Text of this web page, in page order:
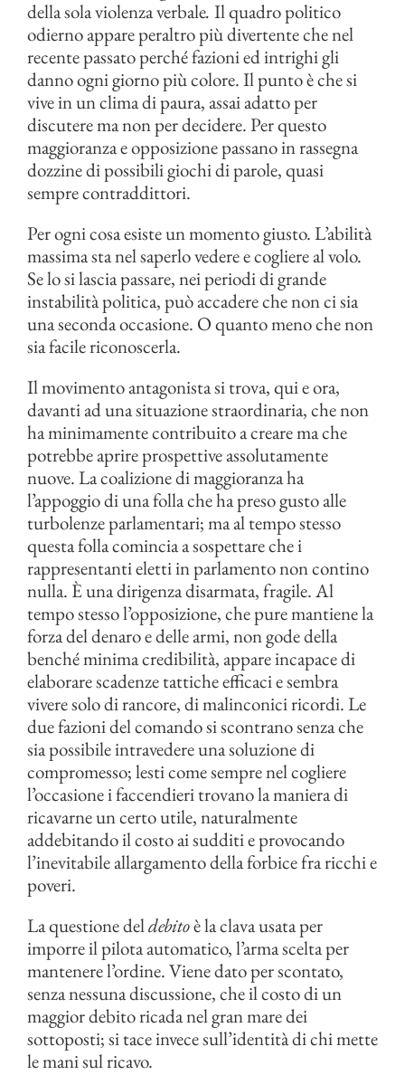
della sola violenza verbale. Il quadro politico
odierno appare peraltro più divertente che nel
recente passato perché fazioni ed intrighi gli
danno ogni giorno più colore. Il punto è che si
vive in un clima di paura, assai adatto per
discutere ma non per decidere. Per questo
maggioranza e opposizione passano in rassegna
dozzine di possibili giochi di parole, quasi
sempre contraddittori.
Per ogni cosa esiste un momento giusto. L’abilità
massima sta nel saperlo vedere e cogliere al volo.
Se lo si lascia passare, nei periodi di grande
instabilità politica, può accadere che non ci sia
una seconda occasione. O quanto meno che non
sia facile riconoscerla.
Il movimento antagonista si trova, qui e ora,
davanti ad una situazione straordinaria, che non
ha minimamente contribuito a creare ma che
potrebbe aprire prospettive assolutamente
nuove. La coalizione di maggioranza ha
l’appoggio di una folla che ha preso gusto alle
turbolenze parlamentari; ma al tempo stesso
questa folla comincia a sospettare che i
rappresentanti eletti in parlamento non contino
nulla. È una dirigenza disarmata, fragile. Al
tempo stesso l’opposizione, che pure mantiene la
forza del denaro e delle armi, non gode della
benché minima credibilità, appare incapace di
elaborare scadenze tattiche efficaci e sembra
vivere solo di rancore, di malinconici ricordi. Le
due fazioni del comando si scontrano senza che
sia possibile intravedere una soluzione di
compromesso; lesti come sempre nel cogliere
l’occasione i faccendieri trovano la maniera di
ricavarne un certo utile, naturalmente
addebitando il costo ai sudditi e provocando
l’inevitabile allargamento della forbice fra ricchi e
poveri.
La questione deldebitoè la clava usata per
imporre il pilota automatico, l’arma scelta per
mantenere l’ordine. Viene dato per scontato,
senza nessuna discussione, che il costo di un
maggior debito ricada nel gran mare dei
sottoposti; si tace invece sull’identità di chi mette
le mani sul ricavo.